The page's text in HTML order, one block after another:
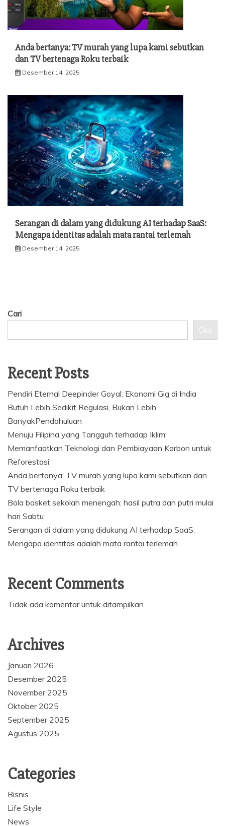
Anda bertanya: TV murah yang lupa kami sebutkan
dan TV bertenaga Roku terbaik
Desember 14, 2025
Serangan di dalam yang didukung AI terhadap SaaS:
Mengapa identitas adalah mata rantai terlemah
Desember 14, 2025
Cari
Cari
Recent Posts
Pendiri Eternal Deepinder Goyal: Ekonomi Gig di India
Butuh Lebih Sedikit Regulasi, Bukan Lebih
BanyakPendahuluan
Menuju Filipina yang Tangguh terhadap Iklim:
Memanfaatkan Teknologi dan Pembiayaan Karbon untuk
Reforestasi
Anda bertanya: TV murah yang lupa kami sebutkan dan
TV bertenaga Roku terbaik
Bola basket sekolah menengah: hasil putra dan putri mulai
hari Sabtu
Serangan di dalam yang didukung AI terhadap SaaS:
Mengapa identitas adalah mata rantai terlemah
Recent Comments
Tidak ada komentar untuk ditampilkan.
Archives
Januari 2026
Desember 2025
November 2025
Oktober 2025
September 2025
Agustus 2025
Categories
Bisnis
Life Style
News